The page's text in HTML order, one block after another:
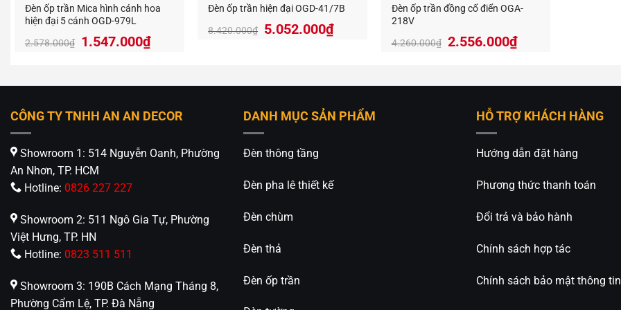
Đèn ốp trần Mica hình cánh hoa
hiện đại 5 cánh OGD-979L
2.578.000₫
Giá
2.578.000₫.
1.547.000₫Giá
hiện
là:
Đèn ốp trần hiện đại OGD-41/7B
8.420.000₫
Giá
5.052.000₫Giá
5.052.000₫.
Đèn ốp trần đồng cổ điển OGA-
218V
4.260.000₫ 2.556.000₫
CÔNG TY TNHH AN AN DECOR
Showroom 1: 514 Nguyễn Oanh, Phường
An Nhơn, TP. HCM
Hotline: 0826 227 227
Showroom 2: 511 Ngô Gia Tự, Phường
Việt Hưng, TP. HN
Hotline: 0823 511 511
Showroom 3: 190B Cách Mạng Tháng 8,
Phường Cẩm Lệ, TP. Đà Nẵng
DANH MỤC SẢN PHẨM
Đèn thông tầng
Đèn pha lê thiết kế
Đèn chùm
Đèn thả
Đèn ốp trần
HỖ TRỢ KHÁCH HÀNG
Hướng dẫn đặt hàng
Phương thức thanh toán
Đổi trả và bảo hành
Chính sách hợp tác
Chính sách bảo mật thông tin